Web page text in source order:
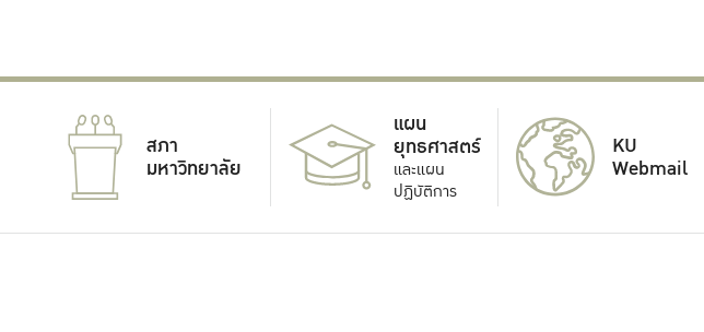
สภา
มหาวิทยาลัย
แผน
ยุทธศาสตร์
และแผน
ปฏิบัติการ
KU
Webmail